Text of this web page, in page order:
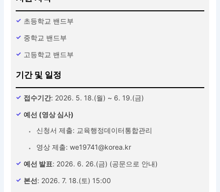
초등학교 밴드부
중학교 밴드부
고등학교 밴드부
기간 및 일정
접수기간: 2026. 5. 18.(월) ~ 6. 19.(금)
예선 (영상 심사)
신청서 제출: 교육행정데이터통합관리
영상 제출: we19741@korea.kr
예선 발표: 2026. 6. 26.(금) (공문으로 안내)
본선: 2026. 7. 18.(토) 15:00